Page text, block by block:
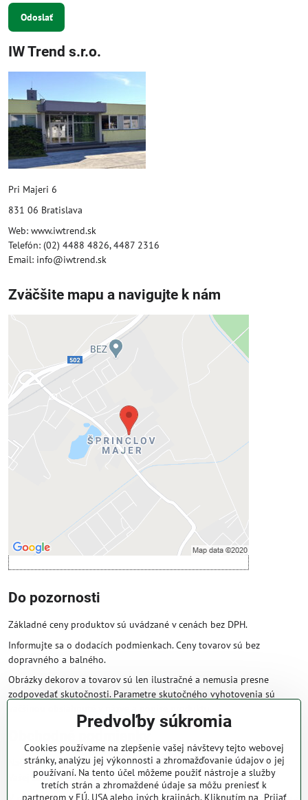
Odoslať
IW Trend s.r.o.
Pri Majeri 6
831 06 Bratislava
Web: www.iwtrend.sk
Telefón: (02) 4488 4826, 4487 2316
Email: info@iwtrend.sk
Zväčšite mapu a navigujte k nám
Externý obsah je blokovaný
Prajete si načítať externý obsah?
Povoliť tentokrát
Povoliť a zapamätať - súhlas s druhom
cookie: Funkčné
Otvoriť obsah v novom okne
Do pozornosti
Základné ceny produktov sú uvádzané v cenách bez DPH.
Informujte sa o dodacích podmienkach. Ceny tovarov sú bez
dopravného a balného.
Obrázky dekorov a tovarov sú len ilustračné a nemusia presne
zodpovedať skutočnosti. Parametre skutočného vyhotovenia sú
Obchodné podmienky
Naše obchodné podmienky zaručujú bezproblémové spracovanie
Vašej zakázky online.
Predvoľby súkromia
Cookies používame na zlepšenie vašej návštevy tejto webovej
stránky, analýzu jej výkonnosti a zhromažďovanie údajov o jej
používaní. Na tento účel môžeme použiť nástroje a služby
tretích strán a zhromaždené údaje sa môžu preniesť k
partnerom v EÚ, USA alebo iných krajinách. Kliknutím na „Prijať